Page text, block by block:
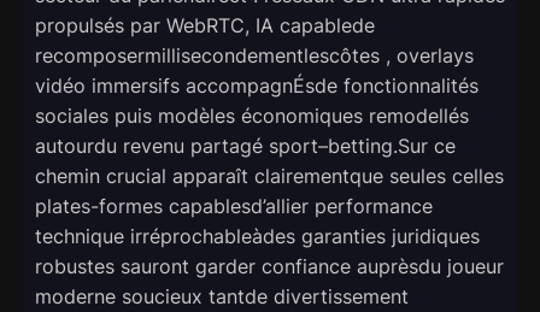
propulsés par WebRTC, IA capablede
recomposermillisecondementlescôtes , overlays
vidéo immersifs accompagnÉsde fonctionnalités
sociales puis modèles économiques remodellés
autourdu revenu partagé sport–betting.Sur ce
chemin crucial apparaît clairementque seules celles
plates-formes capablesd’allier performance
technique irréprochableàdes garanties juridiques
robustes sauront garder confiance auprèsdu joueur
moderne soucieux tantde divertissement